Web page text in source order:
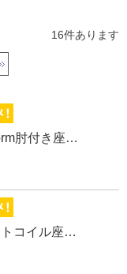
16件あります
防汚・防キズ 3Form肘付き座椅子
肘付き回転ポケットコイル座椅子